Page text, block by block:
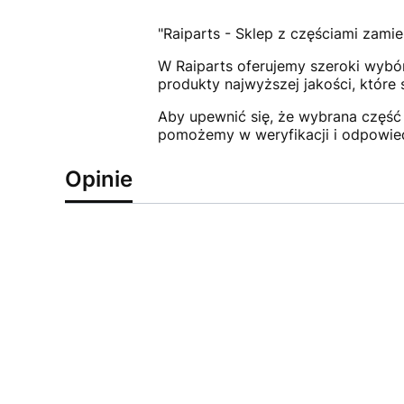
"Raiparts - Sklep z częściami
W Raiparts oferujemy szeroki
produkty najwyższej jakości, które
Aby upewnić się, że wybrana
pomożemy w weryfikacji i
Opinie